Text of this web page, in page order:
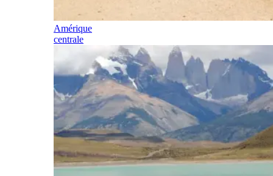
Amérique
centrale